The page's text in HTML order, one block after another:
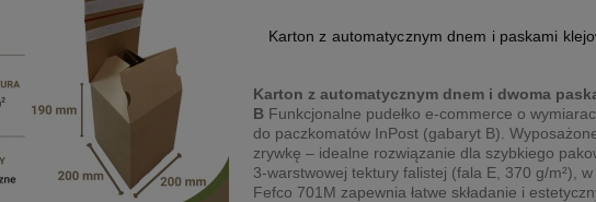
Karton z automatycznym dnem i paskami
Karton z automatycznym dnem i dwoma
B Funkcjonalne pudełko e-commerce o
do paczkomatów InPost (gabaryt B).
zrywkę – idealne rozwiązanie dla szybkiego
3-warstwowej tektury falistej (fala E, 370 g/m²),
Fefco 701M zapewnia łatwe składanie i